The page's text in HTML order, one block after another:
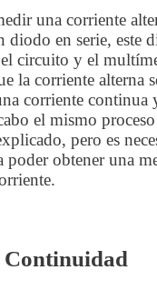
una corriente
diodo en serie, este
circuito y el
la corriente alterna
corriente continua
el mismo proceso
pero es
poder obtener una
Continuidad